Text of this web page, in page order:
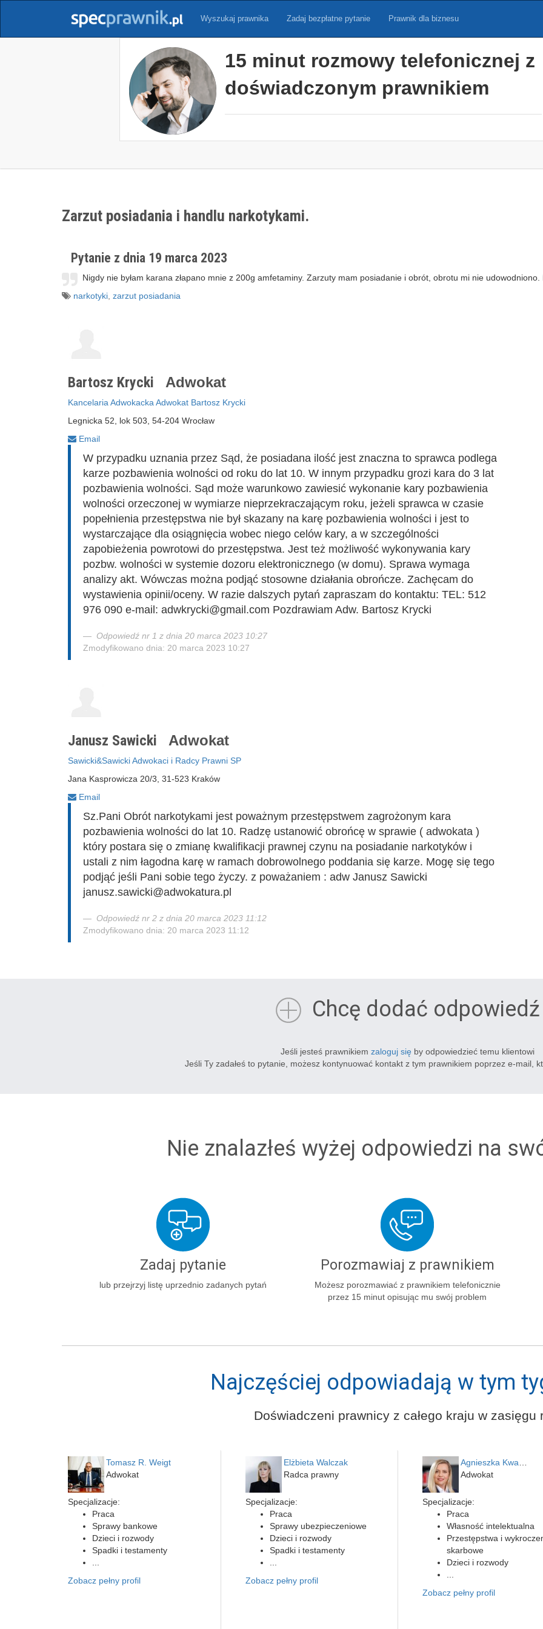
Wyszukaj prawnika Zadaj bezpłatne pytanie Prawnik dla biznesu
15 minut rozmowy telefonicznej z
doświadczonym prawnikiem
Zarzut posiadania i handlu narkotykami.
Pytanie z dnia 19 marca 2023
Nigdy nie byłam karana złapano mnie z 200g amfetaminy. Zarzuty mam posiadanie i obrót, obrotu mi nie
narkotyki zarzut posiadania
Bartosz Krycki Adwokat
Kancelaria Adwokacka Adwokat Bartosz Krycki
Legnicka 52, lok 503, 54-204 Wrocław
Email
W przypadku uznania przez Sąd, że posiadana ilość jest znaczna to sprawca podlega
karze pozbawienia wolności od roku do lat 10. W innym przypadku grozi kara do 3 lat
pozbawienia wolności. Sąd może warunkowo zawiesić wykonanie kary pozbawienia
wolności orzeczonej w wymiarze nieprzekraczającym roku, jeżeli sprawca w czasie
popełnienia przestępstwa nie był skazany na karę pozbawienia wolności i jest to
wystarczające dla osiągnięcia wobec niego celów kary, a w szczególności
zapobieżenia powrotowi do przestępstwa. Jest też możliwość wykonywania kary
pozbw. wolności w systemie dozoru elektronicznego (w domu). Sprawa wymaga
analizy akt. Wówczas można podjąć stosowne działania obrończe. Zachęcam do
wystawienia opinii/oceny. W razie dalszych pytań zapraszam do kontaktu: TEL: 512
976 090 e-mail: adwkrycki@gmail.com Pozdrawiam Adw. Bartosz Krycki
Odpowiedź nr 1 z dnia 20 marca 2023 10:27
Zmodyfikowano dnia: 20 marca 2023 10:27
Janusz Sawicki Adwokat
Sawicki&Sawicki Adwokaci i Radcy Prawni SP
Jana Kasprowicza 20/3, 31-523 Kraków
Email
Sz.Pani Obrót narkotykami jest poważnym przestępstwem zagrożonym kara
pozbawienia wolności do lat 10. Radzę ustanowić obrońcę w sprawie ( adwokata )
który postara się o zmianę kwalifikacji prawnej czynu na posiadanie narkotyków i
ustali z nim łagodna karę w ramach dobrowolnego poddania się karze. Mogę się tego
podjąć jeśli Pani sobie tego życzy. z poważaniem : adw Janusz Sawicki
janusz.sawicki@adwokatura.pl
Odpowiedź nr 2 z dnia 20 marca 2023 11:12
Zmodyfikowano dnia: 20 marca 2023 11:12
Chcę dodać odpowiedź
Jeśli jesteś prawnikiem zaloguj się by odpowiedzieć temu klientowi
Jeśli Ty zadałeś to pytanie, możesz kontynuować kontakt z tym prawnikiem poprzez e-mail,
Nie znalazłeś wyżej odpowiedzi na
Zadaj pytanie
lub przejrzyj listę uprzednio zadanych pytań
Porozmawiaj z prawnikiem
Możesz porozmawiać z prawnikiem telefonicznie
przez 15 minut opisując mu swój problem
Najczęściej odpowiadają w tym
Doświadczeni prawnicy z całego kraju w zasięgu
Tomasz R. Weigt
Adwokat
Specjalizacje:
Praca
Sprawy bankowe
Dzieci i rozwody
Spadki i testamenty
Zobacz pełny profil
Elżbieta Walczak
Radca prawny
Specjalizacje:
Praca
Sprawy ubezpieczeniowe
Dzieci i rozwody
Spadki i testamenty
Zobacz pełny profil
Adwokat
Specjalizacje:
Praca
Własność intelektualna
Przestępstwa i
skarbowe
Dzieci i rozwody
Zobacz pełny profil